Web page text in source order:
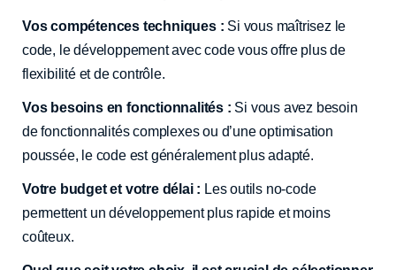
Vos compétences techniques : Si vous maîtrisez le
code, le développement avec code vous offre plus de
flexibilité et de contrôle.
Vos besoins en fonctionnalités : Si vous avez besoin
de fonctionnalités complexes ou d’une optimisation
poussée, le code est généralement plus adapté.
Votre budget et votre délai : Les outils no-code
permettent un développement plus rapide et moins
coûteux.